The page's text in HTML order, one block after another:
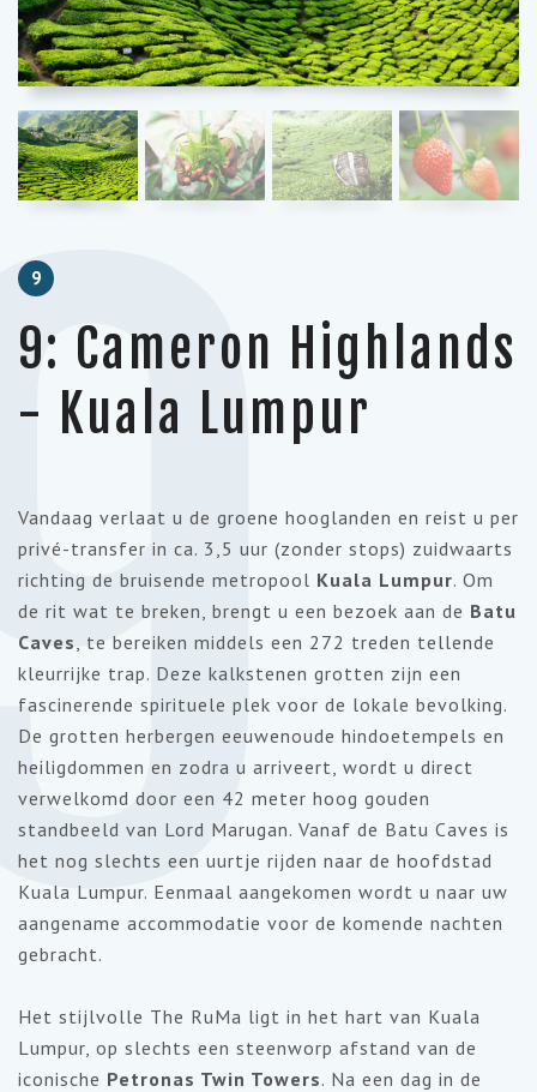
9
9: Cameron Highlands
- Kuala Lumpur
Vandaag verlaat u de groene hooglanden en reist u per
privé-transfer in ca. 3,5 uur (zonder stops) zuidwaarts
richting de bruisende metropool Kuala Lumpur. Om
de rit wat te breken, brengt u een bezoek aan de Batu
Caves , te bereiken middels een 272 treden tellende
kleurrijke trap. Deze kalkstenen grotten zijn een
fascinerende spirituele plek voor de lokale bevolking.
De grotten herbergen eeuwenoude hindoetempels en
heiligdommen en zodra u arriveert, wordt u direct
verwelkomd door een 42 meter hoog gouden
standbeeld van Lord Marugan. Vanaf de Batu Caves is
het nog slechts een uurtje rijden naar de hoofdstad
Kuala Lumpur. Eenmaal aangekomen wordt u naar uw
aangename accommodatie voor de komende nachten
gebracht.
Het stijlvolle The RuMa ligt in het hart van Kuala
Lumpur, op slechts een steenworp afstand van de
iconische Petronas Twin Towers. Na een dag in de